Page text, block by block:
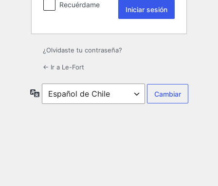
Recuérdame
¿Olvidaste tu contraseña?
← Ir a Le-Fort
Idioma